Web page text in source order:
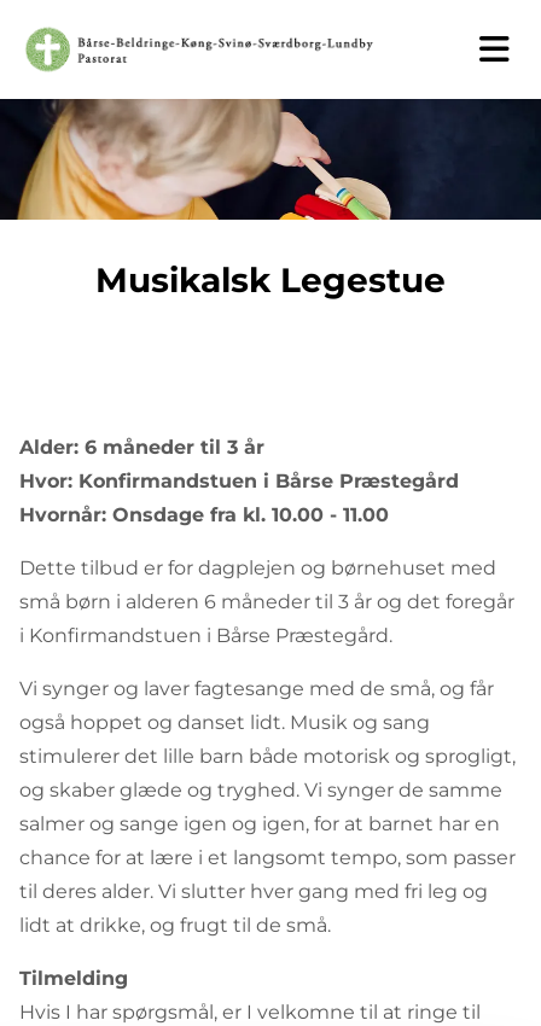
Musikalsk Legestue
Alder: 6 måneder til 3 år
Hvor: Konfirmandstuen i Bårse Præstegård
Hvornår: Onsdage fra kl. 10.00 - 11.00
Dette tilbud er for dagplejen og børnehuset med
små børn i alderen 6 måneder til 3 år og det foregår
i Konfirmandstuen i Bårse Præstegård.
Vi synger og laver fagtesange med de små, og får
også hoppet og danset lidt. Musik og sang
stimulerer det lille barn både motorisk og sprogligt,
og skaber glæde og tryghed. Vi synger de samme
salmer og sange igen og igen, for at barnet har en
chance for at lære i et langsomt tempo, som passer
til deres alder. Vi slutter hver gang med fri leg og
lidt at drikke, og frugt til de små.
Tilmelding
Hvis I har spørgsmål, er I velkomne til at ringe til